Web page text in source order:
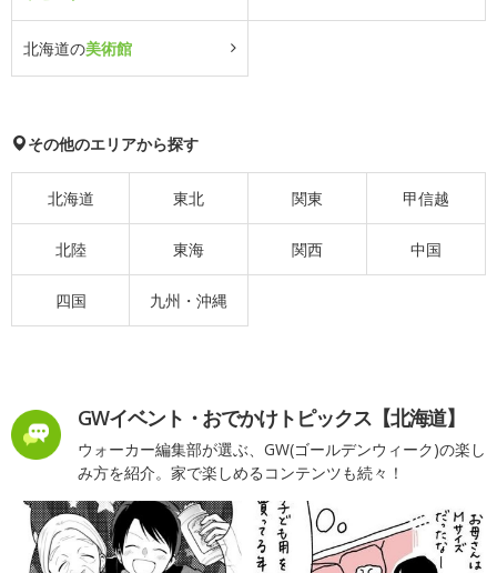
北海道の美術館
その他のエリアから探す
北海道 東北 関東 甲信越
北陸 東海 関西 中国
四国 九州・沖縄
GWイベント・おでかけトピックス【北海道】
ウォーカー編集部が選ぶ、GW(ゴールデンウィーク)の楽し
み方を紹介。家で楽しめるコンテンツも続々！